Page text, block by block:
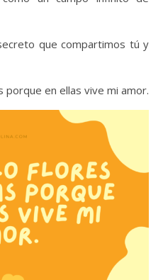
que compartimos tú y
en ellas vive mi amor.